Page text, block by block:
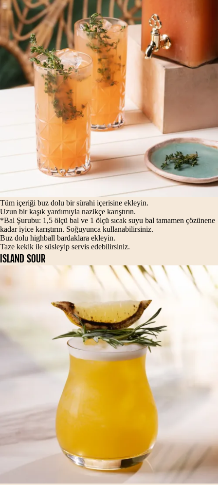
Tüm içeriği buz dolu bir sürahi içerisine ekleyin.
Uzun bir kaşık yardımıyla nazikçe karıştırın.
*Bal Şurubu: 1,5 ölçü bal ve 1 ölçü sıcak suyu bal tamamen çözünene
kadar iyice karıştırın. Soğuyunca kullanabilirsiniz.
Buz dolu highball bardaklara ekleyin.
Taze kekik ile süsleyip servis edebilirsiniz.
ISLAND SOUR